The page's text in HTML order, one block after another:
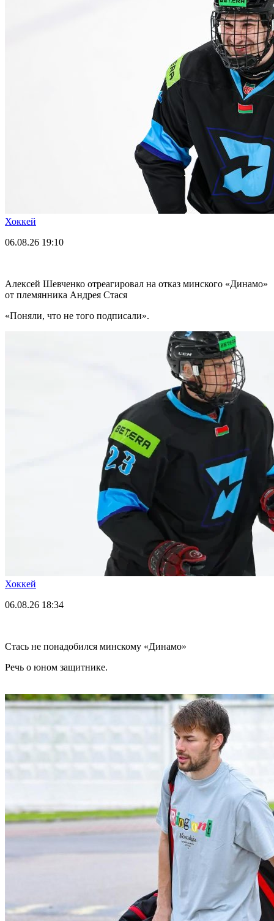
Хоккей
06.08.26 19:10
Алексей Шевченко отреагировал на отказ минского «Динамо»
от племянника Андрея Стася
«Поняли, что не того подписали».
Хоккей
06.08.26 18:34
Стась не понадобился минскому «Динамо»
Речь о юном защитнике.